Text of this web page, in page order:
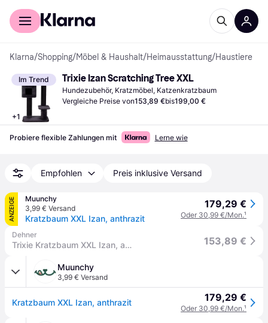
Für Shopper
Klarna/Shopping/Möbel & Haushalt/Heimausstattung/Haustiere
Im Trend
+1
Trixie Izan Scratching Tree XXL
Hundezubehör, Kratzmöbel, Katzenkratzbaum
Vergleiche Preise von153,89 €bis199,00 €
Probiere flexible Zahlungen mit Lerne wie
Empfohlen Preis inklusive Versand
ANZEIGE
Muunchy
3,99 € Versand
Kratzbaum XXL Izan, anthrazit
179,29 €
Oder 30,99 €/Mon.¹
Dehner
Trixie Kratzbaum XXL Izan, anthrazit, ca. B70/H122/T50 cm 153,89 €
Muunchy
3,99 € Versand
Kratzbaum XXL Izan, anthrazit 179,29 €
Oder 30,99 €/Mon.¹